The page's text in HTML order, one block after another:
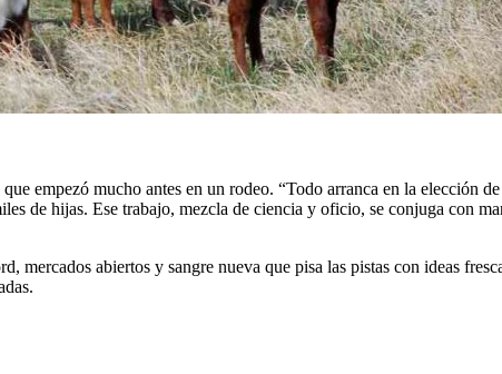
empezó mucho antes en un rodeo. “Todo arranca en la elección
de hijas. Ese trabajo, mezcla de ciencia y oficio, se conjuga con
mercados abiertos y sangre nueva que pisa las pistas con ideas